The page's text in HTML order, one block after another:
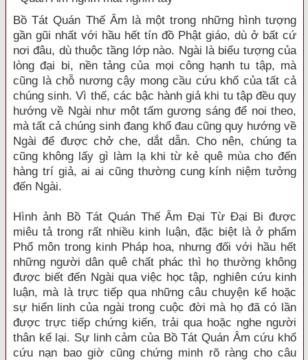
Bồ Tát Quán Thế Âm là một trong những hình tượng
gần gũi nhất với hầu hết tín đồ Phật giáo, dù ở bất cứ
nơi đâu, dù thuộc tầng lớp nào. Ngài là biểu tượng của
lòng đại bi, nền tảng của mọi công hạnh tu tập, mà
cũng là chỗ nương cậy mong cầu cứu khổ của tất cả
chúng sinh. Vì thế, các bậc hành giả khi tu tập đều quy
hướng về Ngài như một tấm gương sáng để noi theo,
mà tất cả chúng sinh đang khổ đau cũng quy hướng về
Ngài để được chở che, dắt dẫn. Cho nên, chúng ta
cũng không lấy gì làm lạ khi từ kẻ quê mùa cho đến
hàng trí giả, ai ai cũng thường cung kính niệm tưởng
đến Ngài.
Hình ảnh Bồ Tát Quán Thế Âm Đại Từ Đại Bi được
miêu tả trong rất nhiều kinh luận, đặc biệt là ở phẩm
Phổ môn trong kinh Pháp hoa, nhưng đối với hầu hết
những người dân quê chất phác thì họ thường không
được biết đến Ngài qua việc học tập, nghiên cứu kinh
luận, mà là trực tiếp qua những câu chuyện kể hoặc
sự hiển linh của ngài trong cuộc đời mà họ đã có lần
được trực tiếp chứng kiến, trải qua hoặc nghe người
thân kể lại. Sự linh cảm của Bồ Tát Quán Âm cứu khổ
cứu nạn bao giờ cũng chứng minh rõ ràng cho câu